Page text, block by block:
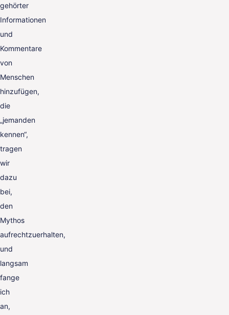
gehörter
Informationen
und
Kommentare
von
Menschen
hinzufügen,
die
„jemanden
kennen“,
tragen
wir
dazu
bei,
den
Mythos
aufrechtzuerhalten,
und
langsam
fange
ich
an,